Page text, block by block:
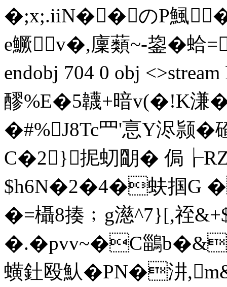
�;x;.iiN��のP鯴
e鱖⒄v�,廩蘱~-鋆�蛤
endobj 704 0 obj
醪%E�5韤+暗v(�!K
�#%J8Tc罒'悥Y浕颕�
C�2}抳虭朙� 侷
$h6N�2�4�蚨掴G �
�=欇8揍﹔g濨^7}[,祬&
�.�pvv~�C鶅
蟥釷殴魜�PN�汫